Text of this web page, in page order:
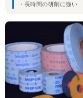
・長時間の研削に強い